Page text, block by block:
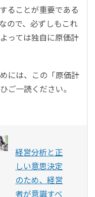
ることが重要である
ので、必ずしもこれ
っては独自に原価計
には、この「原価計
ご一読ください。
経営分析と正
しい意思決定
のため、経営
者が意識すべ